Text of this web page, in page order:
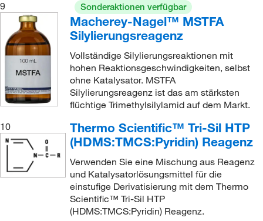
9 Sonderaktionen verfügbar
Macherey-Nagel™ MSTFA
Silylierungsreagenz
Vollständige Silylierungsreaktionen mit
hohen Reaktionsgeschwindigkeiten, selbst
ohne Katalysator. MSTFA
Silylierungsreagenz ist das am stärksten
flüchtige Trimethylsilylamid auf dem Markt.
10
Thermo Scientific™ Tri-Sil HTP
(HDMS:TMCS:Pyridin) Reagenz
Verwenden Sie eine Mischung aus Reagenz
und Katalysatorlösungsmittel für die
einstufige Derivatisierung mit dem Thermo
Scientific™ Tri-Sil HTP
(HDMS:TMCS:Pyridin) Reagenz.